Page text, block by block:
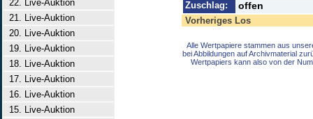
22. Live-Auktion
21. Live-Auktion
20. Live-Auktion
19. Live-Auktion
18. Live-Auktion
17. Live-Auktion
16. Live-Auktion
15. Live-Auktion
Zuschlag: offen
Vorheriges Los
Alle Wertpapiere stammen aus
bei Abbildungen auf Archivmaterial
Wertpapiers kann also von der